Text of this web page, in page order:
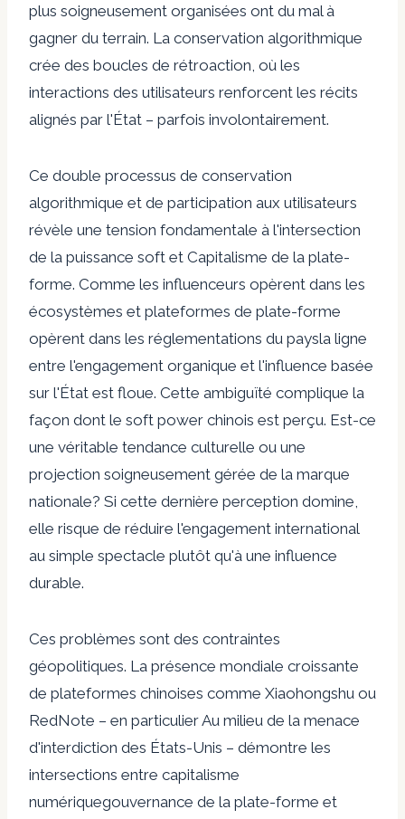
plus soigneusement organisées ont du mal à
gagner du terrain. La conservation algorithmique
crée des boucles de rétroaction, où les
interactions des utilisateurs renforcent les récits
alignés par l'État – parfois involontairement.
Ce double processus de conservation
algorithmique et de participation aux utilisateurs
révèle une tension fondamentale à l'intersection
de la puissance soft et Capitalisme de la plate-
forme. Comme les influenceurs opèrent dans les
écosystèmes et plateformes de plate-forme
opèrent dans les réglementations du paysla ligne
entre l'engagement organique et l'influence basée
sur l'État est floue. Cette ambiguïté complique la
façon dont le soft power chinois est perçu. Est-ce
une véritable tendance culturelle ou une
projection soigneusement gérée de la marque
nationale? Si cette dernière perception domine,
elle risque de réduire l'engagement international
au simple spectacle plutôt qu'à une influence
durable.
Ces problèmes sont des contraintes
géopolitiques. La présence mondiale croissante
de plateformes chinoises comme Xiaohongshu ou
RedNote – en particulierAu milieu de la menace
d'interdiction des États-Unis – démontre les
intersections entre capitalisme
numériquegouvernance de la plate-forme et